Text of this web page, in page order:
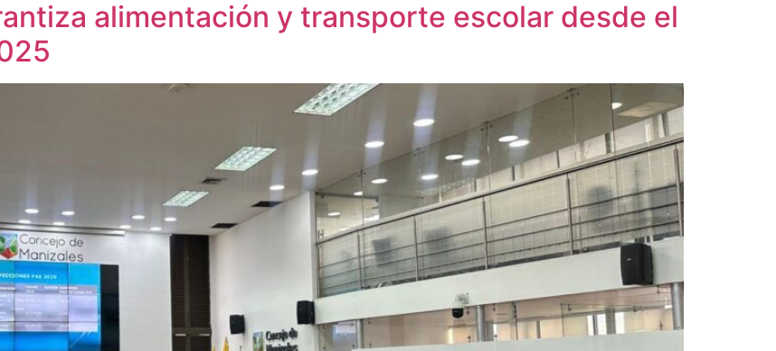
alimentación y transporte escolar desde el